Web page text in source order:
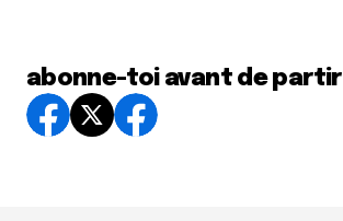
abonne-toi avant de partir